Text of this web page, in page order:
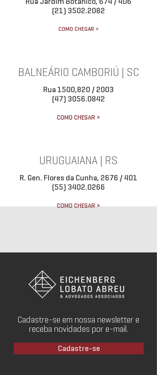
(21) 3502.2082
COMO CHEGAR >
BALNEÁRIO CAMBORIÚ | SC
Rua 1500,820 / 2003
(47) 3056.0842
COMO CHEGAR >
URUGUAIANA | RS
R. Gen. Flores da Cunha, 2676 / 401
(55) 3402.0266
COMO CHEGAR >
Cadastre-se em nossa newsletter e
receba novidades por e-mail.
Cadastre-se